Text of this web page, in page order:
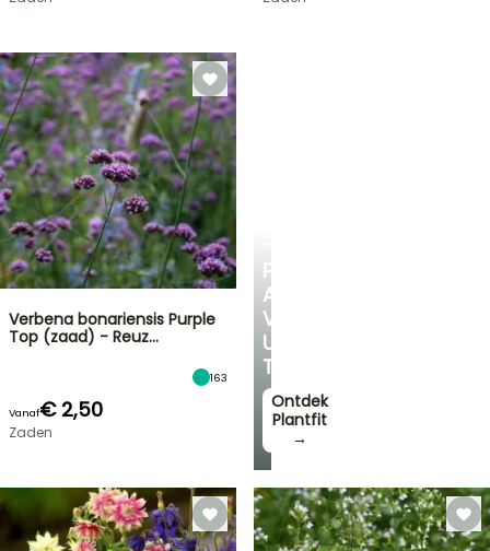
PERSOONLIJK
ADVIES
VOOR
UW
TUIN
Ontdek
Plantfit
→
Verbena bonariensis Purple
Top (zaad) - Reuz…
163
Vanaf€ 2,50
Zaden